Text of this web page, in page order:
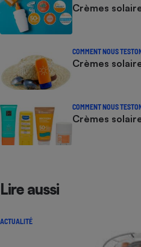
Crèmes
COMMENT NOUS
Crèmes
COMMENT NOUS
Crèmes
Lire aussi
ACTUALITÉ